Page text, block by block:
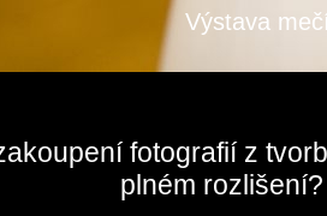
Výstava
fotografií z
plném rozlišení?